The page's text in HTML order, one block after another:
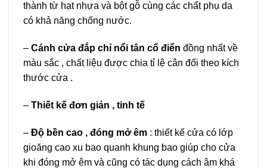
thành từ hạt nhựa và bột gỗ cùng các chất phụ da
có khả năng chống nước.
– Cánh cửa đắp chỉ nổi tân cổ điển đồng nhất về
màu sắc , chất liệu được chia tỉ lệ cân đối theo kích
thước cửa .
– Thiết kế đơn giản , tinh tế
– Độ bền cao , đóng mở êm : thiết kế cửa có lớp
gioăng cao xu bao quanh khung bao giúp cho cửa
khi đóng mở êm và cũng có tác dụng cách âm khá